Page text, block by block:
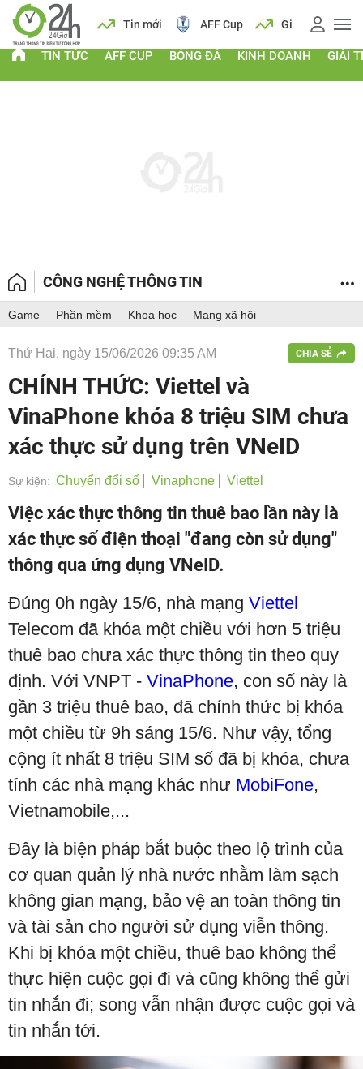
Lịch Tin mới AFF Cup Giá vàng
TIN TỨC AFF CUP BÓNG ĐÁ KINH DOANH GIẢI
CÔNG NGHỆ THÔNG TIN
Game Phần mềm Khoa học Mạng xã hội
Thứ Hai, ngày 15/06/2026 09:35 AM CHIA SẺ
CHÍNH THỨC: Viettel và
VinaPhone khóa 8 triệu SIM chưa
xác thực sử dụng trên VNeID
Sự kiện: Chuyển đổi số Vinaphone Viettel
Việc xác thực thông tin thuê bao lần này là
xác thực số điện thoại "đang còn sử dụng"
thông qua ứng dụng VNeID.
Đúng 0h ngày 15/6, nhà mạng Viettel
Telecom đã khóa một chiều với hơn 5 triệu
thuê bao chưa xác thực thông tin theo quy
định. Với VNPT - VinaPhone, con số này là
gần 3 triệu thuê bao, đã chính thức bị khóa
một chiều từ 9h sáng 15/6. Như vậy, tổng
cộng ít nhất 8 triệu SIM số đã bị khóa, chưa
tính các nhà mạng khác như MobiFone,
Vietnamobile,...
Đây là biện pháp bắt buộc theo lộ trình của
cơ quan quản lý nhà nước nhằm làm sạch
không gian mạng, bảo vệ an toàn thông tin
và tài sản cho người sử dụng viễn thông.
Khi bị khóa một chiều, thuê bao không thể
thực hiện cuộc gọi đi và cũng không thể gửi
tin nhắn đi; song vẫn nhận được cuộc gọi và
tin nhắn tới.